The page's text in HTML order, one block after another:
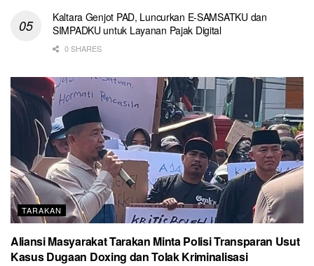
Kaltara Genjot PAD, Luncurkan E-SAMSATKU dan
SIMPADKU untuk Layanan Pajak Digital
0 SHARES
TARAKAN
Aliansi Masyarakat Tarakan Minta Polisi Transparan Usut
Kasus Dugaan Doxing dan Tolak Kriminalisasi